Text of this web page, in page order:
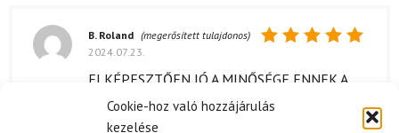
Cookie-hoz való hozzájárulás
kezelése
5/ 5
B. Roland (megerősített tulajdonos)
2024.07.23.
ELKÉPESZTŐEN JÓ A MINŐSÉGE ENNEK A
SISAKNAK! 😍 A FEJEM KÉNYELMESEN
ELFÉR BENNE, ÉS A SZELLŐZÉSE IS